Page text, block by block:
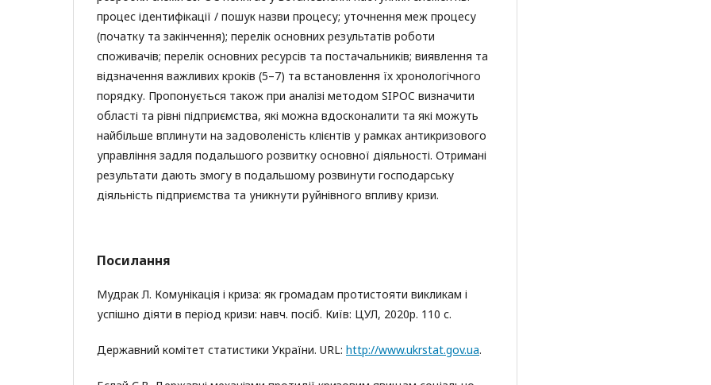
процес ідентифікації / пошук назви процесу; уточнення меж процесу
(початку та закінчення); перелік основних результатів роботи
споживачів; перелік основних ресурсів та постачальників; виявлення та
відзначення важливих кроків (5–7) та встановлення їх хронологічного
порядку. Пропонується також при аналізі методом SIPOC визначити
області та рівні підприємства, які можна вдосконалити та які можуть
найбільше вплинути на задоволеність клієнтів у рамках антикризового
управління задля подальшого розвитку основної діяльності. Отримані
результати дають змогу в подальшому розвинути господарську
діяльність підприємства та уникнути руйнівного впливу кризи.
Посилання
Мудрак Л. Комунікація і криза: як громадам протистояти викликам і
успішно діяти в період кризи: навч. посіб. Київ: ЦУЛ, 2020р. 110 с.
Державний комітет статистики України. URL: http://www.ukrstat.gov.ua.